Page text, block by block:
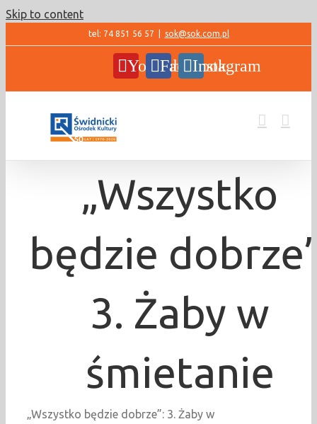
Skip to content
tel: 74 851 56 57 sok@sok.com.pl
YouTubeFacebookInstagram
„Wszystko
będzie
3. Żaby w
śmietanie
„Wszystko będzie dobrze”: 3. Żaby w